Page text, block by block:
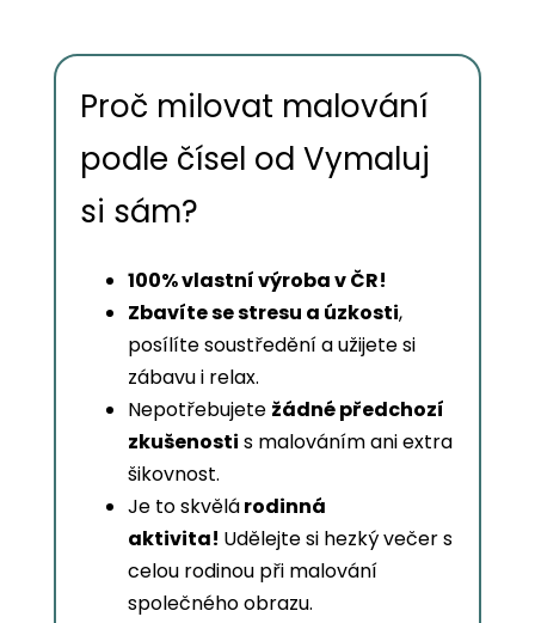
Proč milovat malování
podle čísel od Vymaluj
si sám?
100% vlastní výroba v ČR!
Zbavíte se stresu a úzkosti,
posílíte soustředění a užijete si
zábavu i relax.
Nepotřebujete žádné předchozí
zkušenosti s malováním ani extra
šikovnost.
Je to skvělárodinná
aktivita! Udělejte si hezký večer s
celou rodinou při malování
společného obrazu.